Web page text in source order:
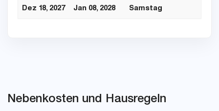
Dez 18, 2027 Jan 08, 2028 Samstag
Nebenkosten und Hausregeln